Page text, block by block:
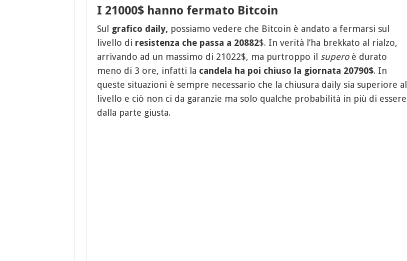
I 21000$ hanno fermato Bitcoin
Sul grafico daily, possiamo vedere che Bitcoin è andato a fermarsi sul
livello di resistenza che passa a 20882$. In verità l’ha brekkato al rialzo,
arrivando ad un massimo di 21022$, ma purtroppo il supero è durato
meno di 3 ore, infatti la candela ha poi chiuso la giornata 20790$. In
queste situazioni è sempre necessario che la chiusura daily sia superiore al
livello e ciò non ci da garanzie ma solo qualche probabilità in più di essere
dalla parte giusta.